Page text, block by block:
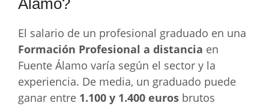
Álamo?
El salario de un profesional graduado en una
Formación Profesional a distancia en
Fuente Álamo varía según el sector y la
experiencia. De media, un graduado puede
ganar entre 1.100 y 1.400 euros brutos